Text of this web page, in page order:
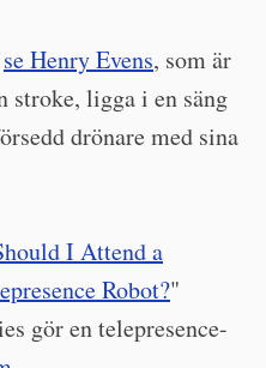
se Henry Evens, som är
stroke, ligga i en säng
drönare med sina
I Attend a
Robot?"
gör en telepresence-